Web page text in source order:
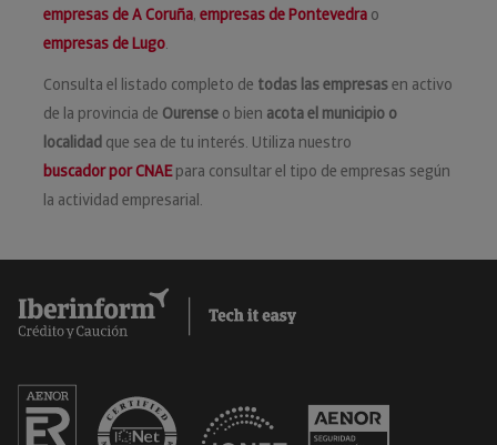
empresas de A Coruña, empresas de Pontevedra o
empresas de Lugo.
Consulta el listado completo de todas las empresasen activo
de la provincia de Ourense o bien acota el municipio o
localidad que sea de tu interés. Utiliza nuestro
buscador por CNAEpara consultar el tipo de empresas según
la actividad empresarial.